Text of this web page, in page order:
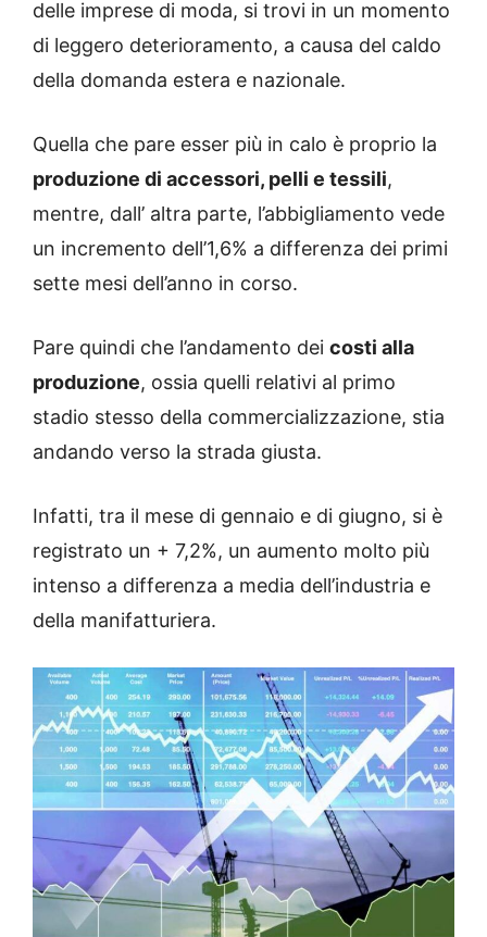
delle imprese di moda, si trovi in un momento
di leggero deterioramento, a causa del caldo
della domanda estera e nazionale.
Quella che pare esser più in calo è proprio la
produzione di accessori, pelli e tessili,
mentre, dall’ altra parte, l’abbigliamento vede
un incremento dell’1,6% a differenza dei primi
sette mesi dell’anno in corso.
Pare quindi che l’andamento dei costi alla
produzione, ossia quelli relativi al primo
stadio stesso della commercializzazione, stia
andando verso la strada giusta.
Infatti, tra il mese di gennaio e di giugno, si è
registrato un + 7,2%, un aumento molto più
intenso a differenza a media dell’industria e
della manifatturiera.